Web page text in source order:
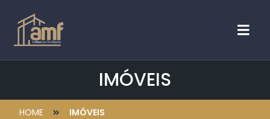
IMÓVEIS
HOME IMÓVEIS